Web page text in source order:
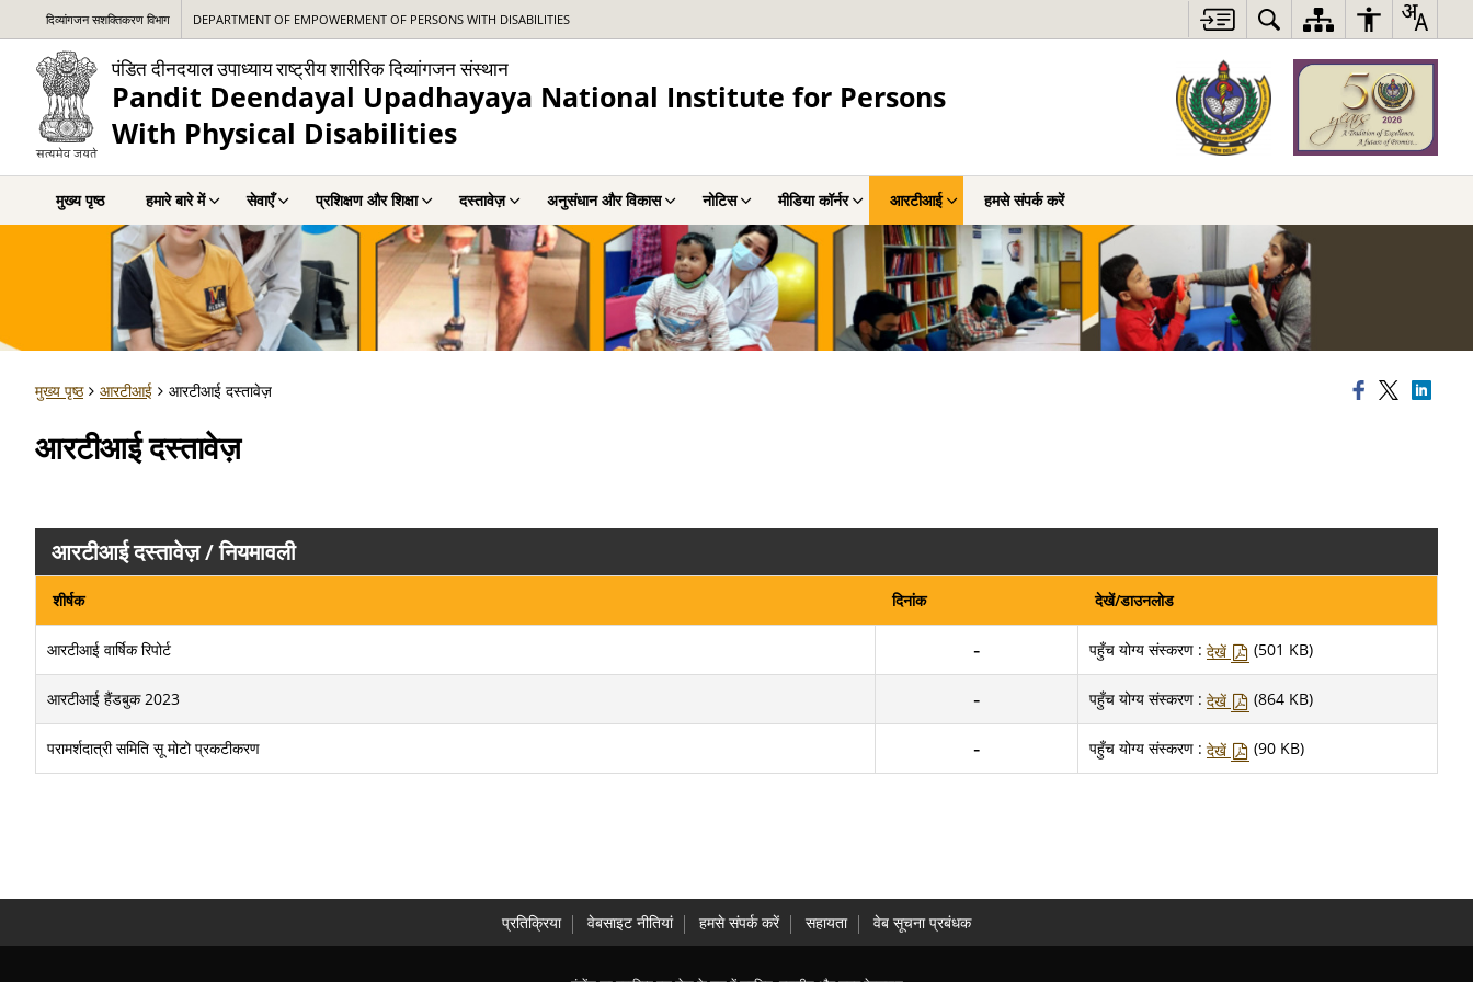
दिव्यांगजन सशक्तिकरण विभाग DEPARTMENT OF EMPOWERMENT OF PERSONS WITH DISABILITIES
पंडित दीनदयाल उपाध्याय राष्ट्रीय शारीरिक दिव्यांगजन संस्थान
Pandit Deendayal Upadhayaya National Institute for Persons
With Physical Disabilities
मुख्य पृष्ठ हमारे बारे में सेवाएँ प्रशिक्षण और शिक्षा दस्तावेज़ अनुसंधान और विकास नोटिस मीडिया कॉर्नर आरटीआई हमसे संपर्क करें
मुख्य पृष्ठ आरटीआई आरटीआई दस्तावेज़
आरटीआई दस्तावेज़
आरटीआई दस्तावेज़ / नियमावली
शीर्षक दिनांक देखें/डाउनलोड
आरटीआई वार्षिक रिपोर्ट पहुँच योग्य संस्करण : देखें (501 KB)
आरटीआई हैंडबुक 2023 पहुँच योग्य संस्करण : देखें (864 KB)
परामर्शदात्री समिति सू मोटो प्रकटीकरण पहुँच योग्य संस्करण : देखें (90 KB)
प्रतिक्रिया वेबसाइट नीतियां हमसे संपर्क करें सहायता वेब सूचना प्रबंधक